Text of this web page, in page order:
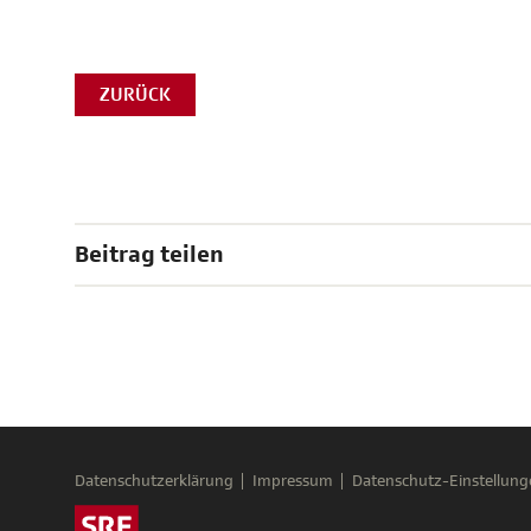
ZURÜCK
Beitrag teilen
Datenschutzerklärung Impressum Datenschutz-